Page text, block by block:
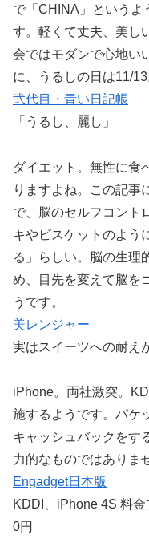
で「CHINA」というよ
す。軽くて丈夫、美し
会ではモダンで心地い
に、うるしの日は11/13
弐代目・青い日記帳
「うるし、麗し」
ダイエット。無性に食
りますよね。この記事
で、脳のセルフコント
キやビスケットのよう
る」らしい。脳の生理
め、目先を変えて脳を
うです。
美レンジャー
実はスイーツへの耐え
iPhone。両社激突。
施するようです。パケ
キャッシュバックをす
力的なものではありま
Engadget日本版
KDDI、iPhone 4S 料
0円